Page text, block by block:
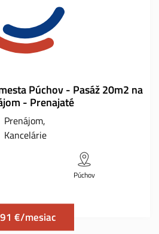
Púchov - Pasáž 20m2 na
- Prenajaté
Prenájom
Kancelárie
Púchov
€/mesiac